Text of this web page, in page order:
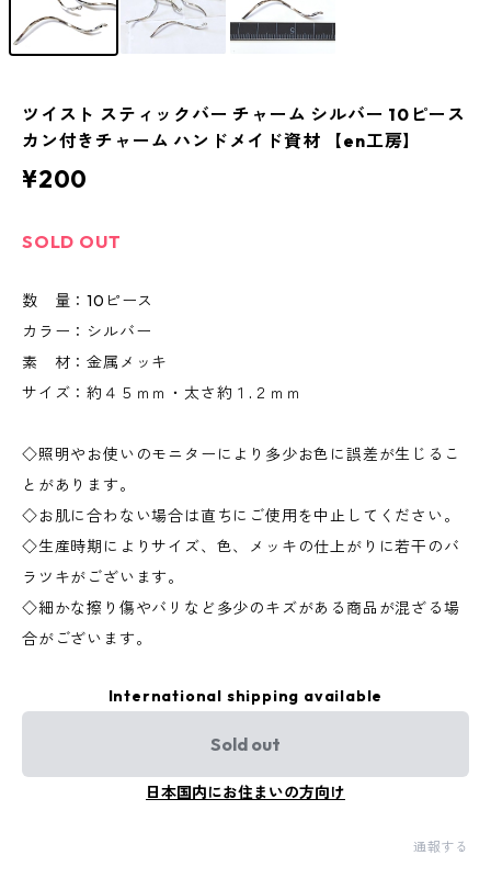
ツイスト スティックバー チャーム シルバー 10ピース
カン付きチャーム ハンドメイド資材 【en工房】
¥200
SOLD OUT
数 量：10ピース
カラー：シルバー
素 材：金属メッキ
サイズ：約４５ｍｍ・太さ約１.２ｍｍ
◇照明やお使いのモニターにより多少お色に誤差が生じるこ
とがあります。
◇お肌に合わない場合は直ちにご使用を中止してください。
◇生産時期によりサイズ、色、メッキの仕上がりに若干のバ
ラツキがございます。
◇細かな擦り傷やバリなど多少のキズがある商品が混ざる場
合がございます。
International shipping available
Sold out
日本国内にお住まいの方向け
通報する